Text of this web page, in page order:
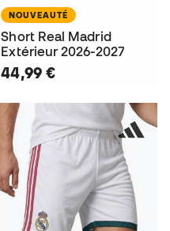
NOUVEAUTÉ
Short Real Madrid
Extérieur 2026-2027
44,99 €